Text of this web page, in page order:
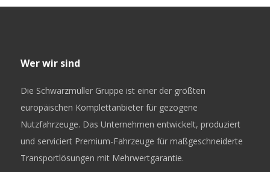
Wer wir sind
Die Schwarzmüller Gruppe ist einer der größten
europäischen Komplettanbieter für gezogene
Nutzfahrzeuge. Das Unternehmen entwickelt, produziert
und serviciert Premium-Fahrzeuge für maßgeschneiderte
Transportlösungen mit Mehrwertgarantie.